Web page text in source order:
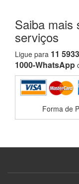
Saiba mais
serviços
Ligue para 11
1000-WhatsApp
Forma de